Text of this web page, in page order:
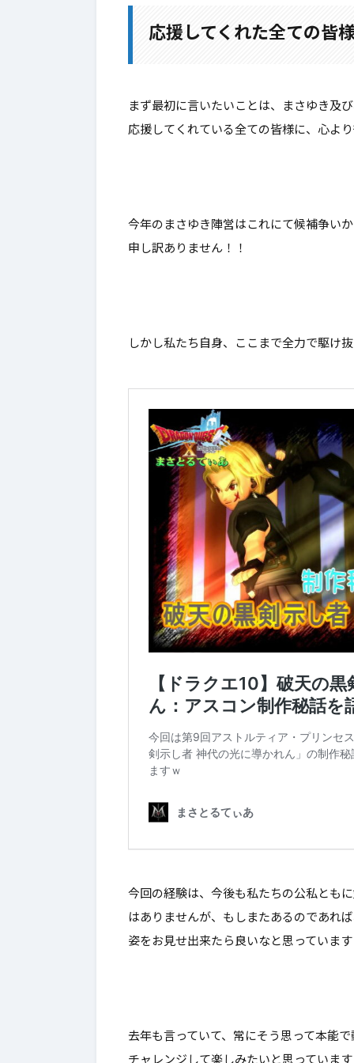
2. 最後に
応援してくれた全ての皆
まず最初に言いたいことは、まさゆき及
応援してくれている全ての皆様に、心よ
今年のまさゆき陣営はこれにて候補争い
申し訳ありません！！
しかし私たち自身、ここまで全力で駆け抜
今回の経験は、今後も私たちの公私とも
はありませんが、もしまたあるのであれ
姿をお見せ出来たら良いなと思っていま
去年も言っていて、常にそう思って本能
チャレンジして楽しみたいと思っていま